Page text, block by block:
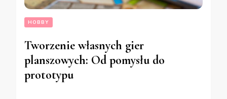
HOBBY
Tworzenie własnych gier
planszowych: Od pomysłu do
prototypu